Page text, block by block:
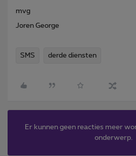
mvg
Joren George
SMS derde diensten
Er kunnen geen reacties meer
onderwerp.